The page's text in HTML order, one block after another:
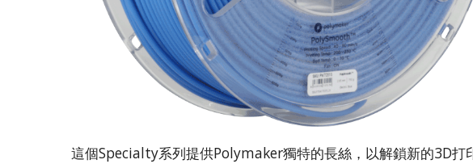
這個Specialty系列提供Polymaker獨特的長絲，以解鎖新的3D打